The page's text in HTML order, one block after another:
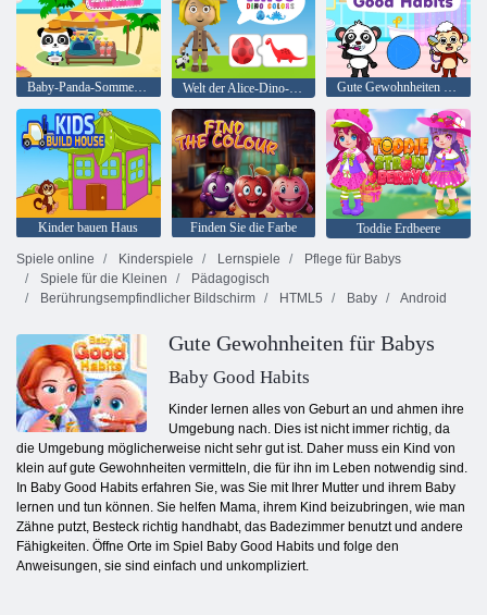
Baby-Panda-Sommerferien Welt der Alice-Dino-Farben Gute Gewohnheiten für Kinder
Kinder bauen Haus Finden Sie die Farbe
Toddie Erdbeere
Spiele online
Kinderspiele Lernspiele
Pflege für Babys
Spiele für die Kleinen
Pädagogisch
Berührungsempfindlicher Bildschirm
HTML5 Baby Android
Gute Gewohnheiten für Babys
Baby Good Habits
Kinder lernen alles von Geburt an und ahmen ihre
Umgebung nach. Dies ist nicht immer richtig, da
die Umgebung möglicherweise nicht sehr gut ist. Daher muss ein Kind von
klein auf gute Gewohnheiten vermitteln, die für ihn im Leben notwendig sind.
In Baby Good Habits erfahren Sie, was Sie mit Ihrer Mutter und ihrem Baby
lernen und tun können. Sie helfen Mama, ihrem Kind beizubringen, wie man
Zähne putzt, Besteck richtig handhabt, das Badezimmer benutzt und andere
Fähigkeiten. Öffne Orte im Spiel Baby Good Habits und folge den
Anweisungen, sie sind einfach und unkompliziert.